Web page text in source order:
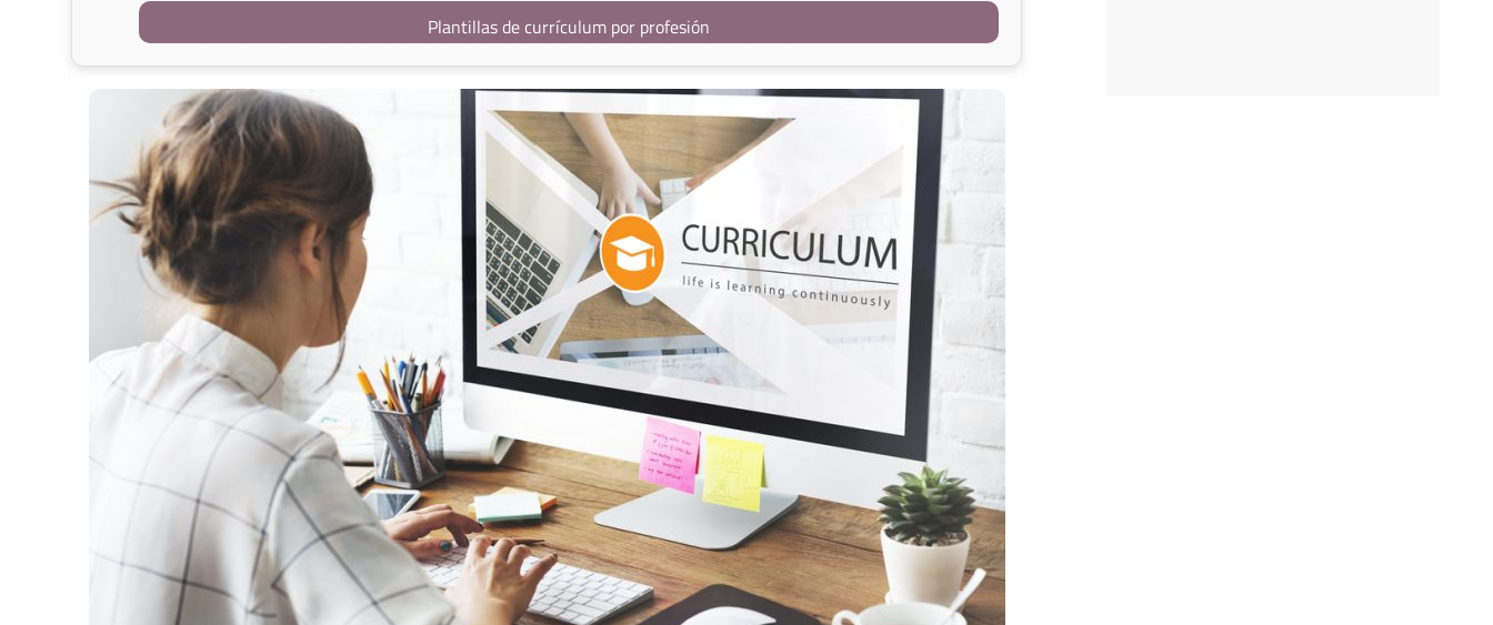
Plantillas de currículum por profesión